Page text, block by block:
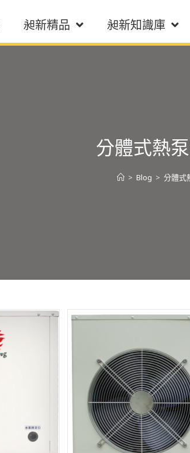
昶新精品 昶新知識庫
分體式熱
> Blog > 分體式